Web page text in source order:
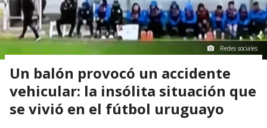
Redes sociales
Un balón provocó un accidente
vehicular: la insólita situación que
se vivió en el fútbol uruguayo